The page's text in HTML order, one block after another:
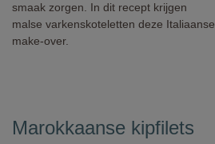
smaak zorgen. In dit recept krijgen
malse varkenskoteletten deze Italiaanse
make-over.
Marokkaanse kipfilets